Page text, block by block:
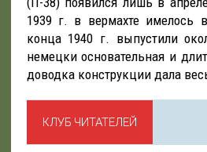
1939 г. в вермахте имелось
конца 1940 г. выпустили
немецки основательная и
доводка конструкции дала
КЛУБ ЧИТАТЕЛЕЙ